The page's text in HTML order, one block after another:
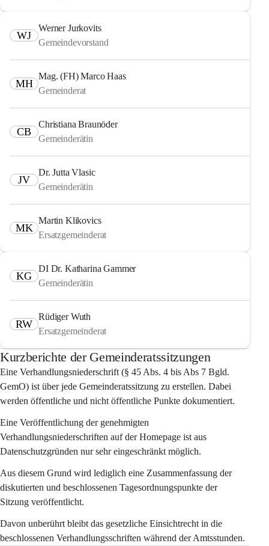
WJ
Werner Jurkovits
Gemeindevorstand
MH
Mag. (FH) Marco Haas
Gemeinderat
CB
Christiana Braunöder
Gemeinderätin
JV
Dr. Jutta Vlasic
Gemeinderätin
MK
Martin Klikovics
Ersatzgemeinderat
KG
DI Dr. Katharina Gammer
Gemeinderätin
RW
Rüdiger Wuth
Ersatzgemeinderat
Kurzberichte der Gemeinderatssitzungen
Eine Verhandlungsniederschrift (§ 45 Abs. 4 bis Abs 7 Bgld.
GemO) ist über jede Gemeinderatssitzung zu erstellen. Dabei
werden öffentliche und nicht öffentliche Punkte dokumentiert.
Eine Veröffentlichung der genehmigten
Verhandlungsniederschriften auf der Homepage ist aus
Datenschutzgründen nur sehr eingeschränkt möglich.
Aus diesem Grund wird lediglich eine Zusammenfassung der
diskutierten und beschlossenen Tagesordnungspunkte der
Sitzung veröffentlicht.
Davon unberührt bleibt das gesetzliche Einsichtrecht in die
beschlossenen Verhandlungsschriften während der Amtsstunden.